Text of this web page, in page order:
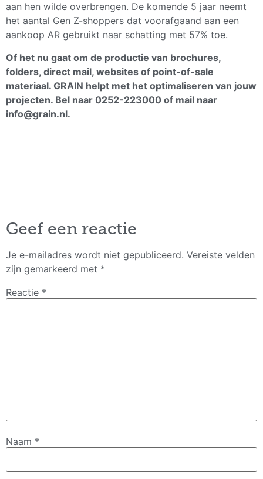
aan hen wilde overbrengen. De komende 5 jaar neemt
het aantal Gen Z-shoppers dat voorafgaand aan een
aankoop AR gebruikt naar schatting met 57% toe.
Of het nu gaat om de productie van brochures,
folders, direct mail, websites of point-of-sale
materiaal. GRAIN helpt met het optimaliseren van jouw
projecten. Bel naar 0252-223000 of mail naar
info@grain.nl.
Geef een reactie
Je e-mailadres wordt niet gepubliceerd. Vereiste velden
zijn gemarkeerd met *
Reactie *
Naam *